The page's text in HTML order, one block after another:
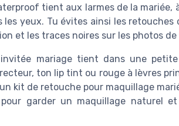
tient aux larmes de la mariée,
les yeux. Tu évites ainsi les
et les traces noires sur les photos de
mariage tient dans une
ton lip tint ou rouge à lèvres
kit de retouche pour maquillage
garder un maquillage naturel